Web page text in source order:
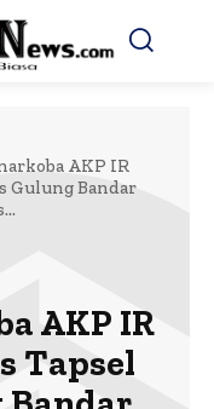
AKP IR
Gulung Bandar
AKP IR
Tapsel